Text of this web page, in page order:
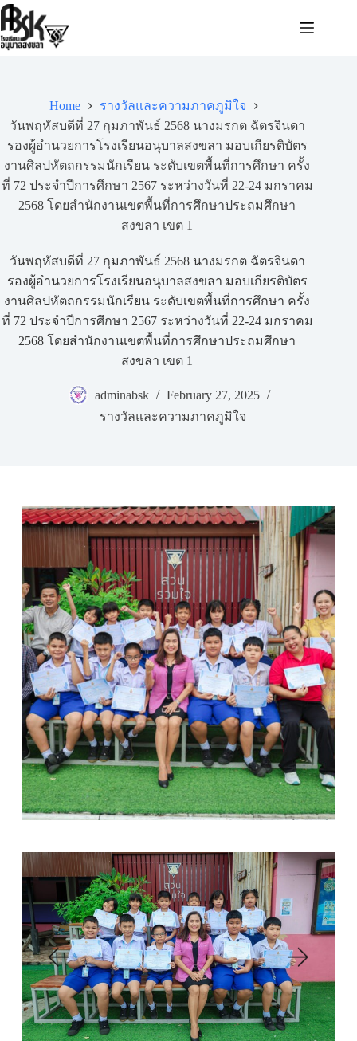
Home
รางวัลและความภาคภูมิใจ
วันพฤหัสบดีที่ 27 กุมภาพันธ์ 2568 นางมรกต ฉัตรจินดา
รองผู้อำนวยการโรงเรียนอนุบาลสงขลา มอบเกียรติบัตร
งานศิลปหัตถกรรมนักเรียน ระดับเขตพื้นที่การศึกษา ครั้ง
ที่ 72 ประจำปีการศึกษา 2567 ระหว่างวันที่ 22-24 มกราคม
2568 โดยสำนักงานเขตพื้นที่การศึกษาประถมศึกษา
สงขลา เขต 1
วันพฤหัสบดีที่ 27 กุมภาพันธ์ 2568 นางมรกต ฉัตรจินดา
รองผู้อำนวยการโรงเรียนอนุบาลสงขลา มอบเกียรติบัตร
งานศิลปหัตถกรรมนักเรียน ระดับเขตพื้นที่การศึกษา ครั้ง
ที่ 72 ประจำปีการศึกษา 2567 ระหว่างวันที่ 22-24 มกราคม
2568 โดยสำนักงานเขตพื้นที่การศึกษาประถมศึกษา
สงขลา เขต 1
adminabsk
February 27, 2025
รางวัลและความภาคภูมิใจ